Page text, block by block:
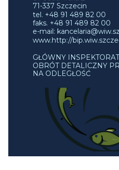
71-337 Szczecin
tel. +48 91 489 82 00
faks. +48 91 489 82 00
e-mail:
www.http://
GŁÓWNY
OBRÓT DETALICZNY
NA ODLEGŁOŚĆ